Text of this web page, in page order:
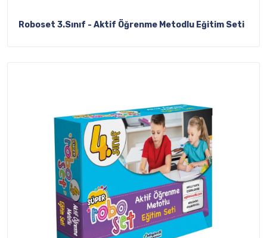
Roboset 3.Sınıf - Aktif Öğrenme Metodlu Eğitim Seti